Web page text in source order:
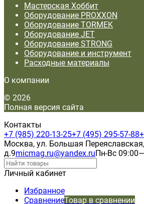
Мастерская Хоббит
Оборудование PROXXON
Оборудование TORMEK
Оборудование JET
Оборудование STRONG
Оборудование и инструмент
Расходные материалы
О компании
© 2026
Полная версия сайта
Контакты
+7 (985) 220-13-25+7 (495) 295-57-88
Москва, ул. Большая Переяславская,
д.9micmag.ru@yandex.ruПн-Вс
Личный кабинет
Избранное
СравнениеТовар в сравнении